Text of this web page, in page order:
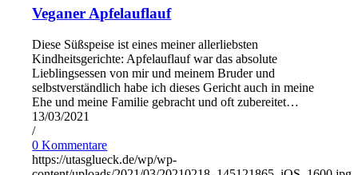
Veganer Apfelauflauf
Diese Süßspeise ist eines meiner allerliebsten
Kindheitsgerichte: Apfelauflauf war das absolute
Lieblingsessen von mir und meinem Bruder und
selbstverständlich habe ich dieses Gericht auch in meine
Ehe und meine Familie gebracht und oft zubereitet…
13/03/2021
/
0 Kommentare
https://utasglueck.de/wp/wp-